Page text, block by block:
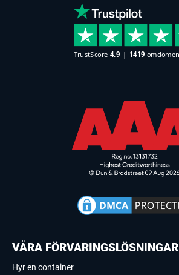
VÅRA FÖRVARINGSLÖSNINGAR
Hyr en container